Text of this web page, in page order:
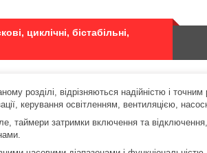
циклічні, бістабільні,
розділі, відрізняються надійністю і
керування освітленням, вентиляцією,
таймери затримки включення та